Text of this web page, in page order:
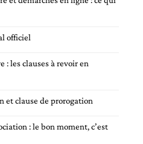
officiel
: les clauses à revoir en
et clause de prorogation
: le bon moment, c’est